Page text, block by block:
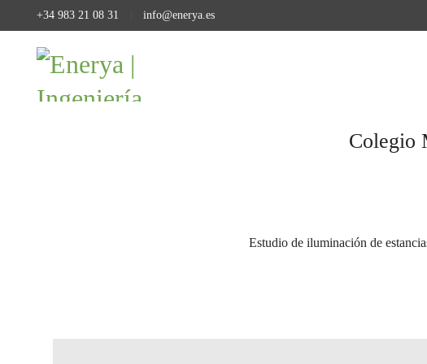
+34 983 21 08 31 info@enerya.es
Colegio
Estudio de iluminación de